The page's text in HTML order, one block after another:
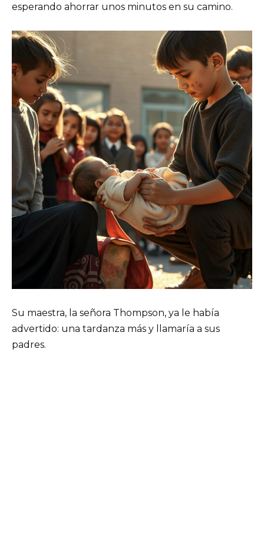
esperando ahorrar unos minutos en su camino.
Su maestra, la señora Thompson, ya le había
advertido: una tardanza más y llamaría a sus
padres.